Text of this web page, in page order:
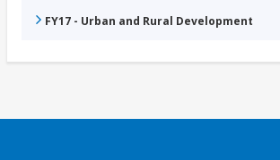
FY17 - Urban and Rural Development